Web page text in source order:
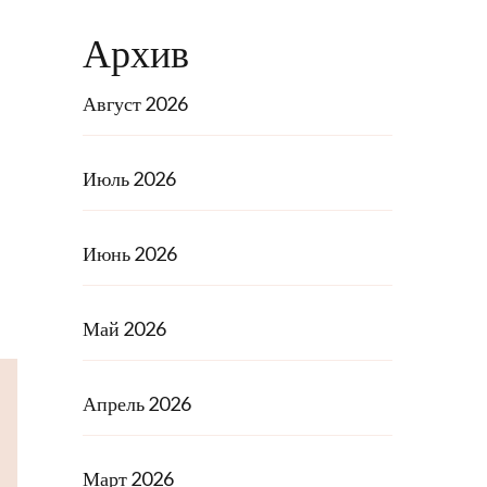
Архив
Август 2026
Июль 2026
Июнь 2026
Май 2026
Апрель 2026
Март 2026